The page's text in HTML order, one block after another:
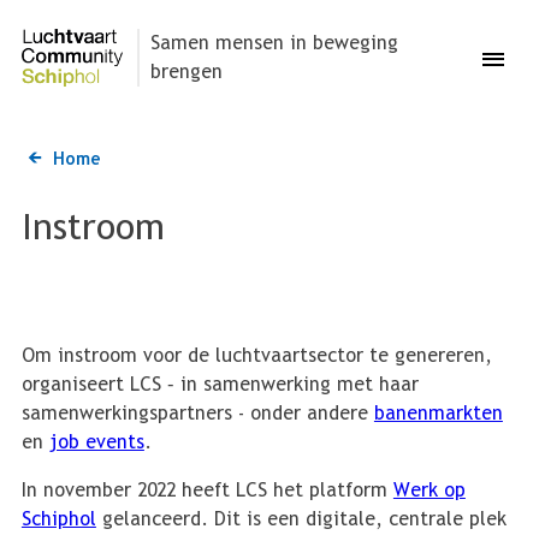
naar
gaan
Samen mensen in beweging
brengen
Menu
Home
Instroom
Om instroom voor de luchtvaartsector te genereren,
organiseert LCS – in samenwerking met haar
samenwerkingspartners - onder andere banenmarkten
en job events.
In november 2022 heeft LCS het platform Werk op
Schiphol gelanceerd. Dit is een digitale, centrale plek